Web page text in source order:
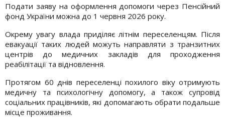
Подати заяву на оформлення допомоги через Пенсійний
фонд України можна до 1 червня 2026 року.
Окрему увагу влада приділяє літнім переселенцям. Після
евакуації таких людей можуть направляти з транзитних
центрів до медичних закладів для проходження
реабілітації та відновлення.
Протягом 60 днів переселенці похилого віку отримують
медичну та психологічну допомогу, а також супровід
соціальних працівників, які допомагають обрати подальше
місце проживання.